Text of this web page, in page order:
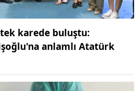
karede buluştu:
anlamlı Atatürk